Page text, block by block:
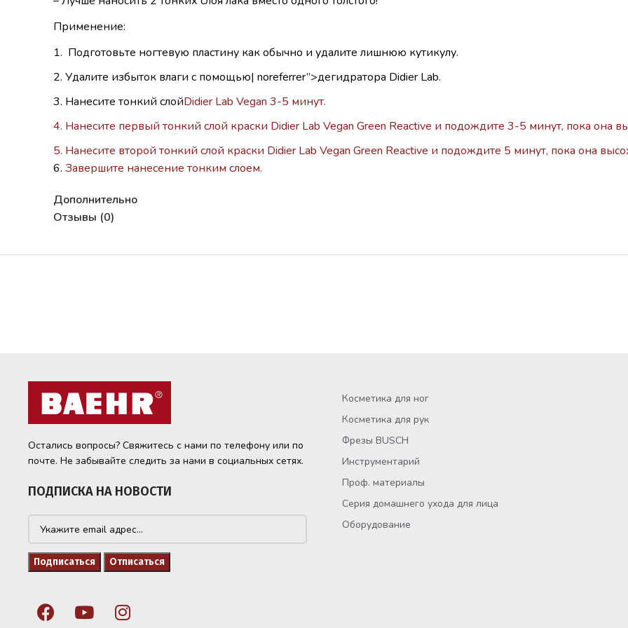
Применение:
Подготовьте ногтевую пластину как обычно и удалите лишнюю кутикулу.
Удалите избыток влаги с помощью| noreferrer”>дегидратора Didier Lab.
Нанесите тонкий слойDidier Lab Vegan 3-5 минут.
Нанесите первый тонкий слой краски Didier Lab Vegan Green Reactive и подождите 3-5 минут, пока она
Нанесите второй тонкий слой краски Didier Lab Vegan Green Reactive и подождите 5 минут, пока она
Завершите нанесение тонким слоем.
Дополнительно
Отзывы (0)
Остались вопросы? Свяжитесь с нами по телефону или по
почте. Не забывайте следить за нами в социальных сетях.
ПОДПИСКА НА НОВОСТИ
Косметика для ног
Косметика для рук
Фрезы BUSCH
Инструментарий
Проф. материалы
Серия домашнего ухода для лица
Оборудование